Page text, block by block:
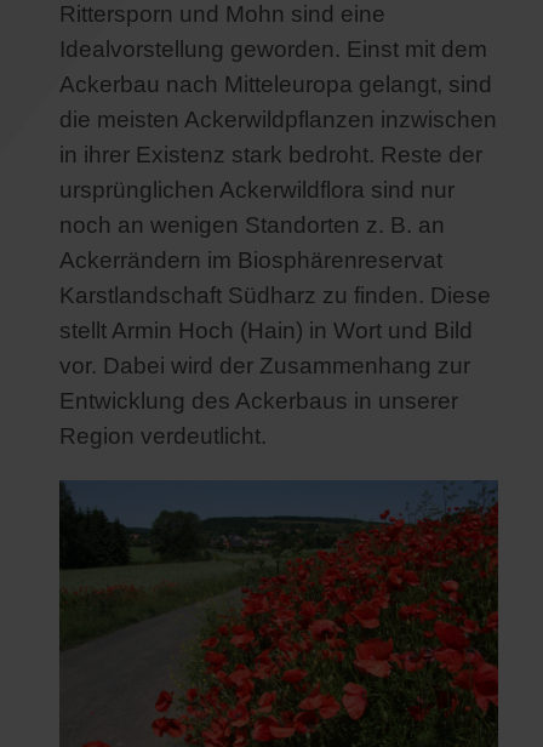
Rittersporn und Mohn sind eine
Idealvorstellung geworden. Einst mit dem
Ackerbau nach Mitteleuropa gelangt, sind
die meisten Ackerwildpflanzen inzwischen
in ihrer Existenz stark bedroht. Reste der
ursprünglichen Ackerwildflora sind nur
noch an wenigen Standorten z. B. an
Ackerrändern im Biosphärenreservat
Karstlandschaft Südharz zu finden. Diese
stellt Armin Hoch (Hain) in Wort und Bild
vor. Dabei wird der Zusammenhang zur
Entwicklung des Ackerbaus in unserer
Region verdeutlicht.